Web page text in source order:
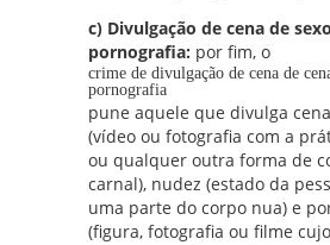
c) Divulgação de cena de
pornografia: por fim, o
crime de divulgação de cena de
pornografia
pune aquele que divulga
(vídeo ou fotografia com a
ou qualquer outra forma de
carnal), nudez (estado da
uma parte do corpo nua) e
(figura, fotografia ou filme